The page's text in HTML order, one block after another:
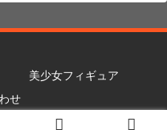
美少女フィギュア
せ
ギュア・グッズ情報まとめ.